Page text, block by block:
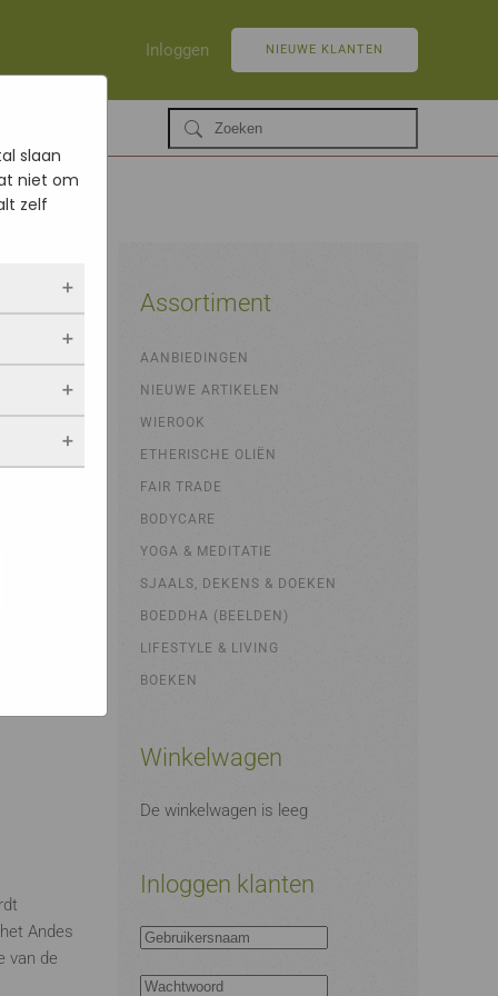
Inloggen NIEUWE KLANTEN
Andes
van de
Assortiment
AANBIEDINGEN
NIEUWE ARTIKELEN
WIEROOK
ETHERISCHE OLIËN
FAIR TRADE
BODYCARE
YOGA & MEDITATIE
SJAALS, DEKENS & DOEKEN
BOEDDHA (BEELDEN)
LIFESTYLE & LIVING
BOEKEN
Winkelwagen
De winkelwagen is leeg
Inloggen klanten
slaan
niet om
zelf
als jij
blijven
Als je
van